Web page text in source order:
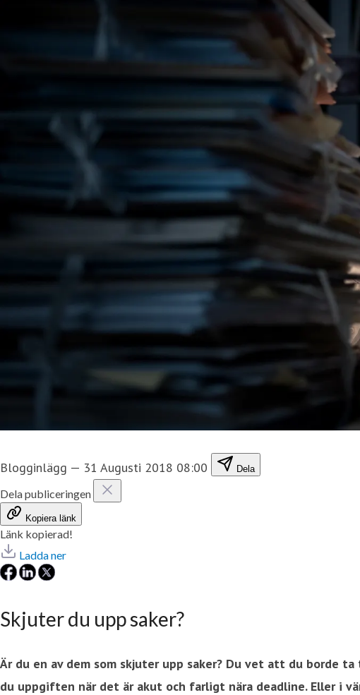
Blogginlägg — 31 Augusti 2018 08:00 Dela
Dela publiceringen
Kopiera länk
Länk kopierad!
Ladda ner
Skjuter du upp saker?
Är du en av dem som skjuter upp saker? Du vet att du borde
du uppgiften när det är akut och farligt nära deadline. Eller i